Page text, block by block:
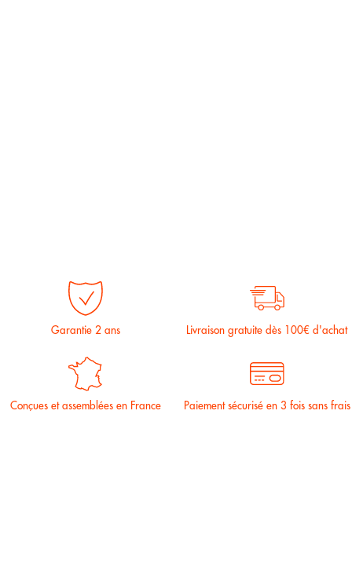
Garantie 2 ans Livraison gratuite dès 100€ d'achat
Conçues et assemblées en France Paiement sécurisé en 3 fois sans frais